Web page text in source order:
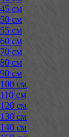
45 см
50 см
55 см
60 см
70 см
80 см
90 см
100 см
110 см
120 см
130 см
140 см